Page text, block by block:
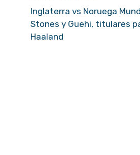
Inglaterra vs Noruega
Stones y Guehi, titulares
Haaland